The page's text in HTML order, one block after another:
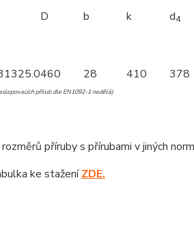
D b k d4
460 28 410 378
přírub dle EN1092-1 nedělá)
příruby s přírubami v jiných
ke staženíZDE.